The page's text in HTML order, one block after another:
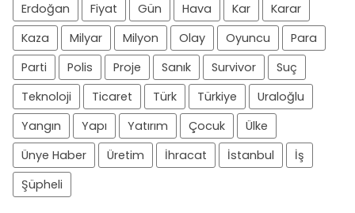
Erdoğan
Fiyat Gün Hava Kar
Karar
Kaza
Milyar Milyon Olay Oyuncu
Para
Parti
Polis Proje Sanık Survivor
Suç
Teknoloji
Ticaret Türk Türkiye
Uraloğlu
Yangın
Yapı Yatırım Çocuk
Ülke
Ünye Haber
Üretim İhracat İstanbul
İş
Şüpheli